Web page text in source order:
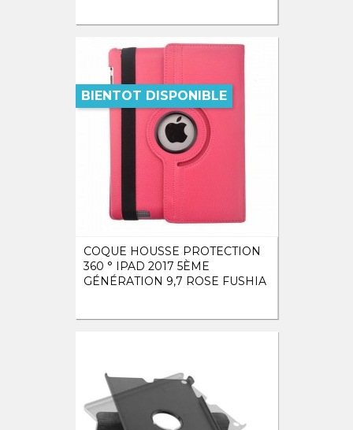
COQUE HOUSSE PROTECTION
360 ° IPAD 2017 5ÈME
GÉNÉRATION 9,7 ROSE FUSHIA
BIENTOT DISPONIBLE